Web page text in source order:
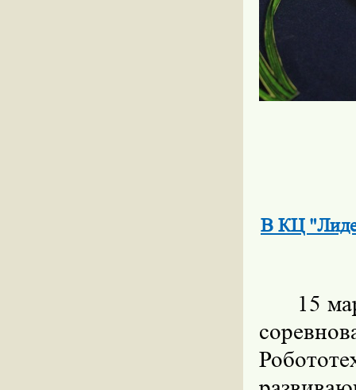
В КЦ
15